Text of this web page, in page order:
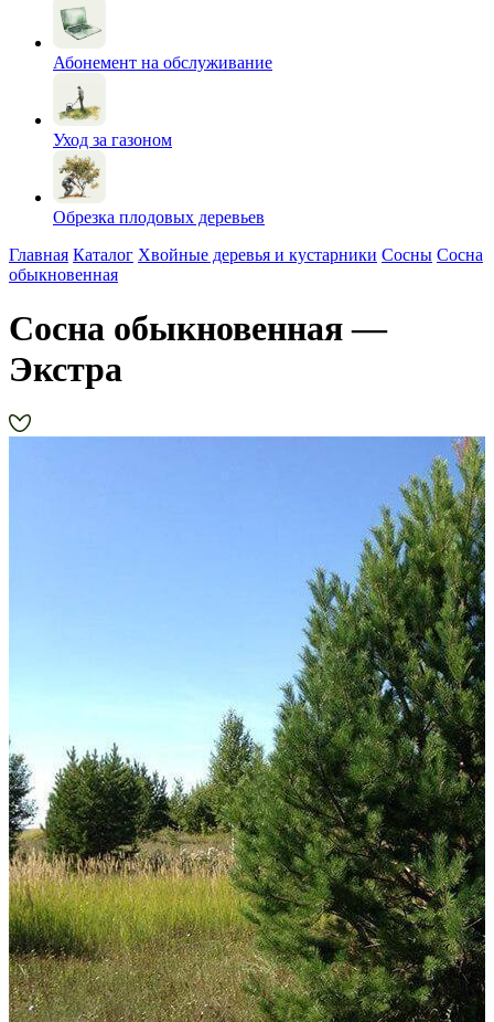
Абонемент на обслуживание
Уход за газоном
Обрезка плодовых деревьев
Главная Каталог Хвойные деревья и кустарники Сосны Сосна
обыкновенная
Сосна обыкновенная —
Экстра